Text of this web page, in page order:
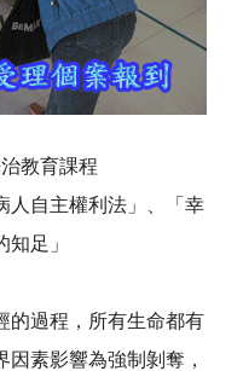
教育課程
人自主權利法」、「幸
知足」
過程，所有生命都有
素影響為強制剝奪，